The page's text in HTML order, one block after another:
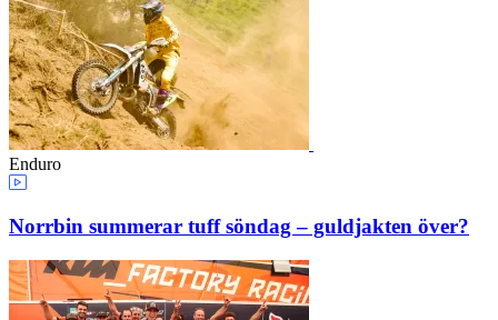
Enduro
Norrbin summerar tuff söndag – guldjakten över?